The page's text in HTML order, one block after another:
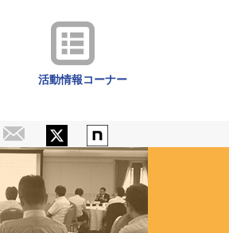
活動情報コーナー